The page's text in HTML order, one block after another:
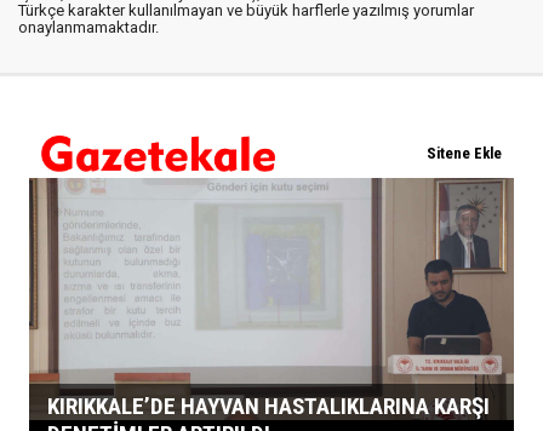
Türkçe karakter kullanılmayan ve büyük harflerle yazılmış yorumlar
onaylanmamaktadır.